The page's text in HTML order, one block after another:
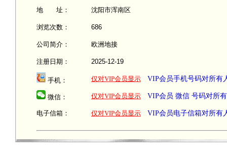
地 址： 沈阳市浑南区
浏览次数： 686
公司简介： 欧洲地接
注册日期： 2025-12-19
手机： 仅对VIP会员显示 VIP会员手机号码对所有
微信： 仅对VIP会员显示 VIP会员 微信 号码对所
电子信箱： 仅对VIP会员显示 VIP会员电子信箱对所有